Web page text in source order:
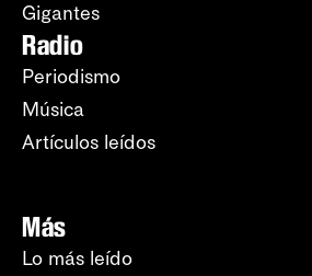
Gigantes
Radio
Periodismo
Música
Artículos leídos
Más
Lo más leído